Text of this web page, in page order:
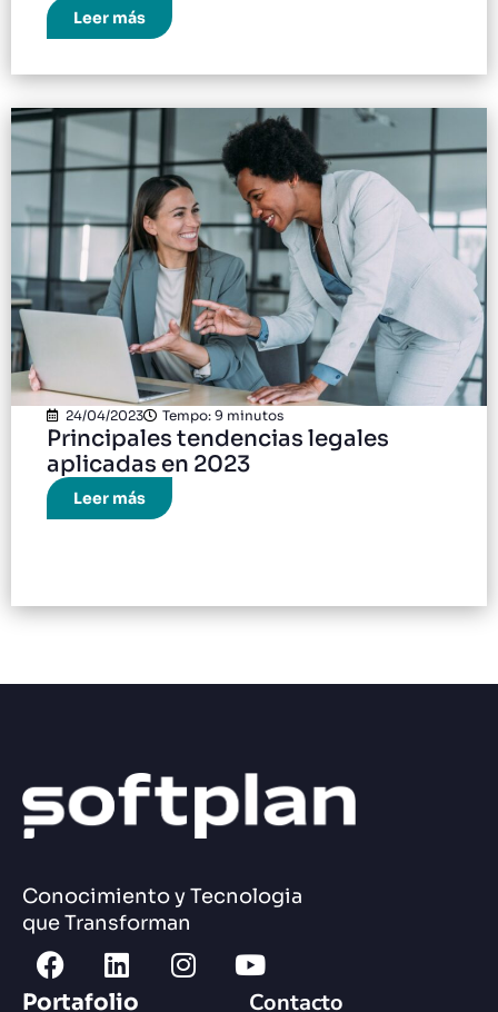
Leer más
24/04/2023 Tempo: 9 minutos
Principales tendencias legales
aplicadas en 2023
Leer más
Conocimiento y Tecnologia
que Transforman
Portafolio Contacto